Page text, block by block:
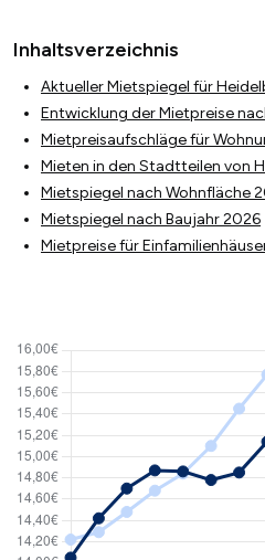
Inhaltsverzeichnis
Aktueller Mietspiegel für
Entwicklung der Mietpreise
Mietpreisaufschläge für
Mieten in den Stadtteilen von
Mietspiegel nach Wohnfläche
Mietspiegel nach Baujahr 2026
Mietpreise für